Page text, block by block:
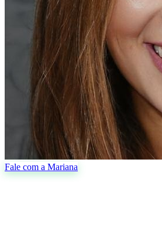
Fale com a Mariana